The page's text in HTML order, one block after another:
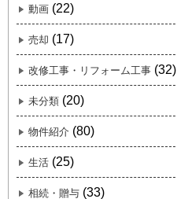
動画 (22)
売却 (17)
改修工事・リフォーム工事 (32)
未分類 (20)
物件紹介 (80)
生活 (25)
相続・贈与 (33)